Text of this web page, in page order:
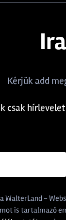
Kérjük add
csak hírlevelet
WalterLand -
is tartalmazó